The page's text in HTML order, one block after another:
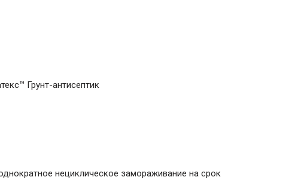
Грунт-антисептик
нециклическое замораживание на срок